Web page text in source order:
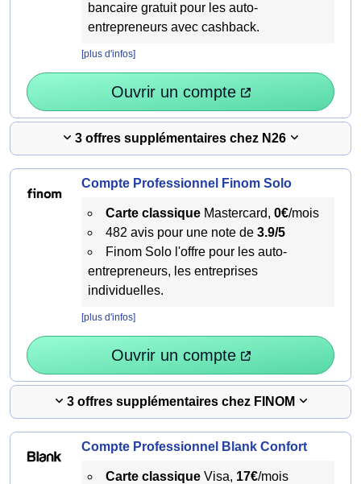
bancaire gratuit pour les auto-
entrepreneurs avec cashback.
[plus d'infos]
Ouvrir un compte
3 offres supplémentaires chez N26
Compte Professionnel Finom Solo
Carte classiqueMastercard, 0€/mois
482 avis pour une note de 3.9/5
Finom Solo l'offre pour les auto-
entrepreneurs, les entreprises
individuelles.
[plus d'infos]
Ouvrir un compte
3 offres supplémentaires chez FINOM
Compte Professionnel Blank Confort
Carte classiqueVisa, 17€/mois